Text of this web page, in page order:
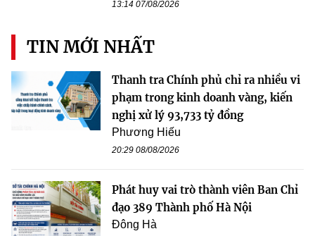
13:14 07/08/2026
TIN MỚI NHẤT
Thanh tra Chính phủ chỉ ra nhiều vi
phạm trong kinh doanh vàng, kiến
nghị xử lý 93,733 tỷ đồng
Phương Hiếu
20:29 08/08/2026
Phát huy vai trò thành viên Ban Chỉ
đạo 389 Thành phố Hà Nội
Đông Hà